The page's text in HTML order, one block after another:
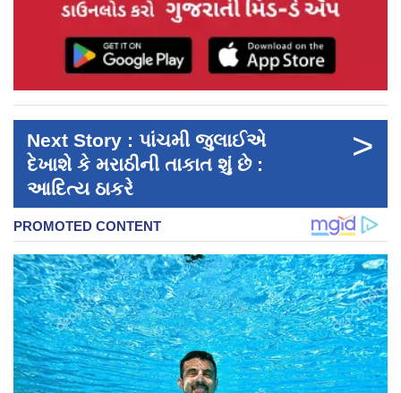
Next Story : પાંચમી જુલાઈએ
દેખાશે કે મરાઠીની તાકાત શું છે :
આદિત્ય ઠાકરે
>